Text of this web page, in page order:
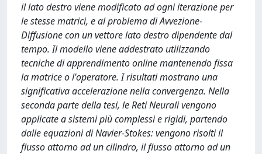
il lato destro viene modificato ad ogni iterazione per
le stesse matrici, e al problema di Avvezione-
Diffusione con un vettore lato destro dipendente dal
tempo. Il modello viene addestrato utilizzando
tecniche di apprendimento online mantenendo fissa
la matrice o l'operatore. I risultati mostrano una
significativa accelerazione nella convergenza. Nella
seconda parte della tesi, le Reti Neurali vengono
applicate a sistemi più complessi e rigidi, partendo
dalle equazioni di Navier-Stokes: vengono risolti il
flusso attorno ad un cilindro, il flusso attorno ad un